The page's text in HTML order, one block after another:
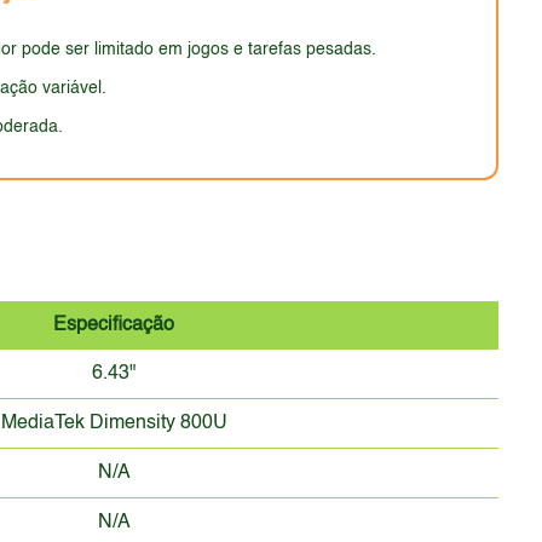
e a ausência de certificação de resistência à
e acabamento, mas pode não ser o mais
pode ser limitado em jogos e tarefas pesadas.
variável.
Especificação
6.43"
MediaTek Dimensity 800U
N/A
N/A